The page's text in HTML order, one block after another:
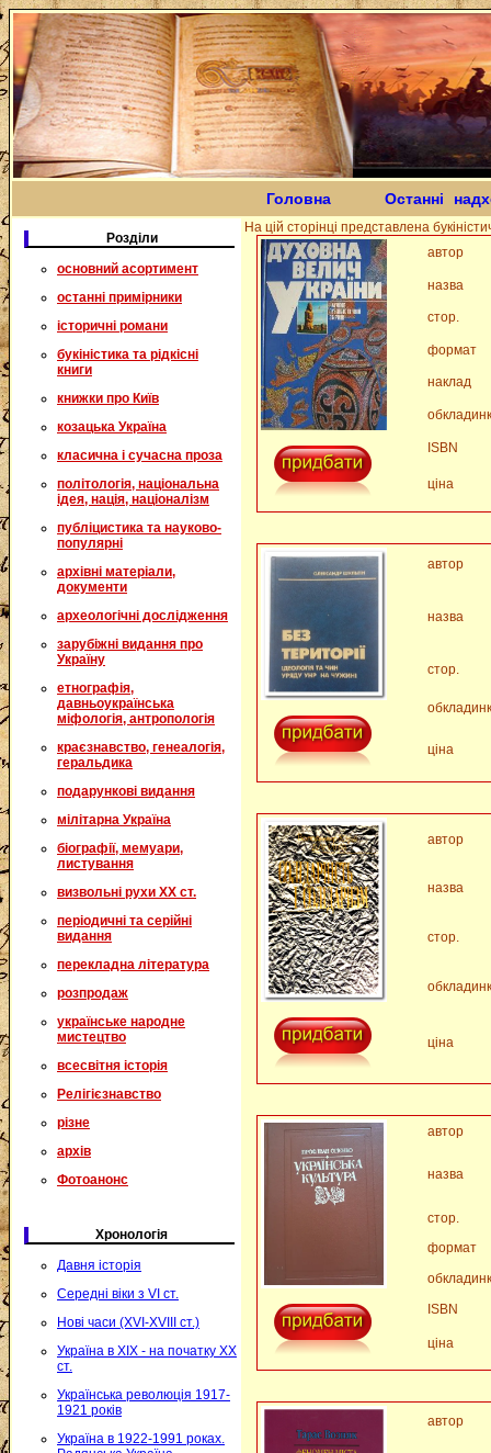
Головна Останні
Розділи
основний асортимент
останні примірники
історичні романи
букіністика та рідкісні
книги
книжки про Київ
козацька Україна
класична і сучасна проза
політологія, національна
ідея, нація, націоналізм
публіцистика та науково-
популярні
архівні матеріали,
документи
археологічні дослідження
зарубіжні видання про
Україну
етнографія,
давньоукраїнська
міфологія, антропологія
краєзнавство, генеалогія,
геральдика
подарункові видання
мілітарна Україна
біографії, мемуари,
листування
визвольні рухи XX ст.
періодичні та серійні
видання
перекладна література
розпродаж
українське народне
мистецтво
всесвітня історія
Релігієзнавство
різне
архів
Фотоанонс
Хронологія
Давня історія
Середні віки з VI ст.
Нові часи (XVI-XVIII ст.)
Україна в XIX - на початку XX
ст.
Українська революція 1917-
1921 років
Україна в 1922-1991 роках.
На цій сторінці представлена
автор
назва
стор.
формат
наклад
ISBN
ціна
автор
назва
стор.
ціна
автор
назва
стор.
ціна
автор
назва
стор.
формат
ISBN
ціна
автор